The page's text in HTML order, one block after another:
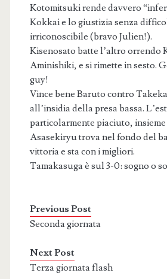
Kotomitsuki rende davvero
Kokkai e lo giustizia senza
irriconoscibile (bravo Julien!).
Kisenosato batte l’altro orrendo
Aminishiki, e si rimette in sesto.
guy!
Vince bene Baruto contro
all’insidia della presa bassa.
particolarmente piaciuto, insieme
Asasekiryu trova nel fondo del
vittoria e sta con i migliori.
Tamakasuga è sul 3-0: sogno o
Previous Post
Seconda giornata
Next Post
Terza giornata flash